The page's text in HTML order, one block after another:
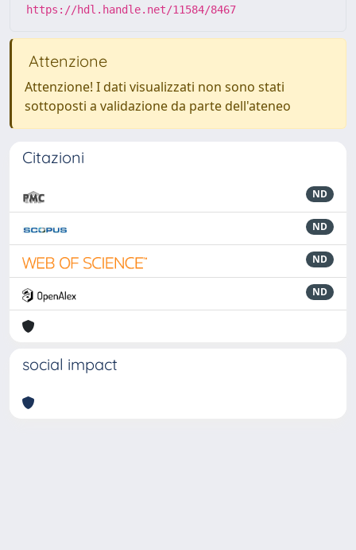
https://hdl.handle.net/11584/8467
Attenzione
Attenzione! I dati visualizzati non sono stati
sottoposti a validazione da parte dell'ateneo
Citazioni
ND
ND
ND
ND
social impact